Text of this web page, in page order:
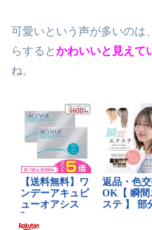
可愛いという声が多いのは、
らするとかわいいと見えて
ね。